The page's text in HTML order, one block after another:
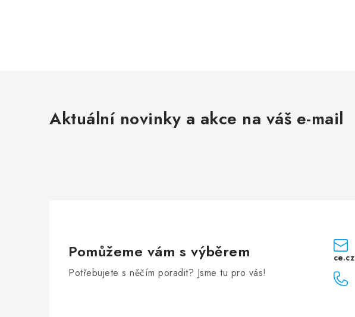
Aktuální novinky a akce na váš e-mail
Pomůžeme vám s výběrem
Potřebujete s něčím poradit? Jsme tu pro vás!
ce.cz